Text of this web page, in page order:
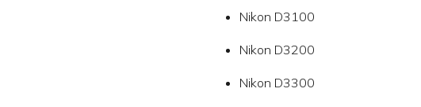
Nikon D3100
Nikon D3200
Nikon D3300